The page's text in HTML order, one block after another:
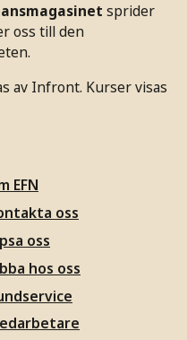
sprider
oss till den
av Infront. Kurser visas
EFN
oss
oss
hos oss